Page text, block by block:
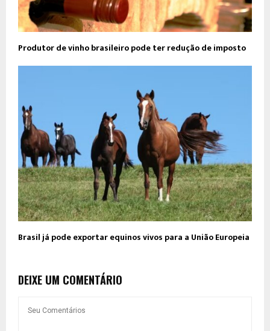
Produtor de vinho brasileiro pode ter redução de imposto
Brasil já pode exportar equinos vivos para a União Europeia
DEIXE UM COMENTÁRIO